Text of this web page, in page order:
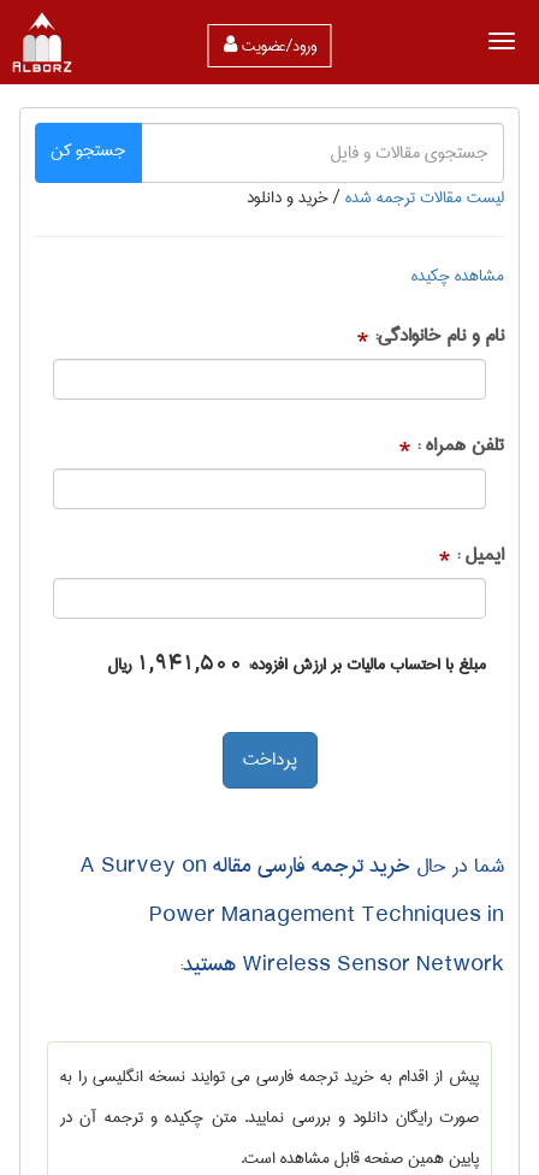
ورود/عضویت
جستجو کن
لیست مقالات ترجمه شده/خرید و دانلود
مشاهده چکیده
نام و نام خانوادگی: *
تلفن همراه : *
ایمیل : *
مبلغ با احتساب مالیات بر ارزش افزوده: 1,941,500 ریال
شما در حال
خرید ترجمه فارسی مقاله A Survey on
Power Management Techniques in
Wireless Sensor Network هستید
:
پیش از اقدام به خرید ترجمه فارسی می توایند نسخه انگلیسی را به
صورت رایگان دانلود و بررسی نمایید. متن چکیده و ترجمه آن در
پایین همین صفحه قابل مشاهده است.